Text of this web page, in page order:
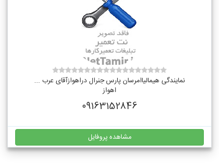
نمایندگی هیمالیاامرسان پارس جنرال دراهوازآقای عرب ...
اهواز
09163152846
مشاهده پروفایل